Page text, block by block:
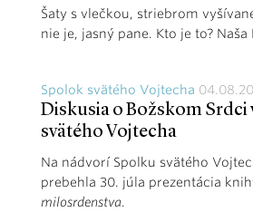
Šaty s vlečkou, striebrom
nie je, jasný pane. Kto je to? Naša
Spolok svätého Vojtecha
Diskusia o Božskom Srdci
svätého Vojtecha
Na nádvorí Spolku svätého
prebehla 30. júla prezentácia
milosrdenstva.